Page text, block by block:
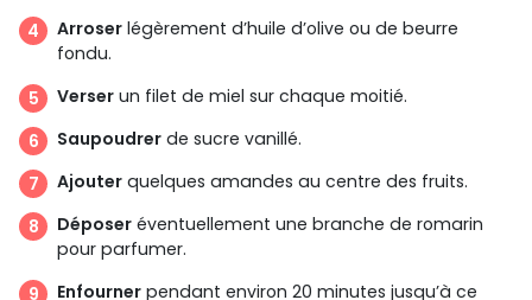
Arroser légèrement d’huile d’olive ou de beurre
fondu.
Verser un filet de miel sur chaque moitié.
Saupoudrer de sucre vanillé.
Ajouter quelques amandes au centre des fruits.
Déposer éventuellement une branche de romarin
pour parfumer.
Enfourner pendant environ 20 minutes jusqu’à ce